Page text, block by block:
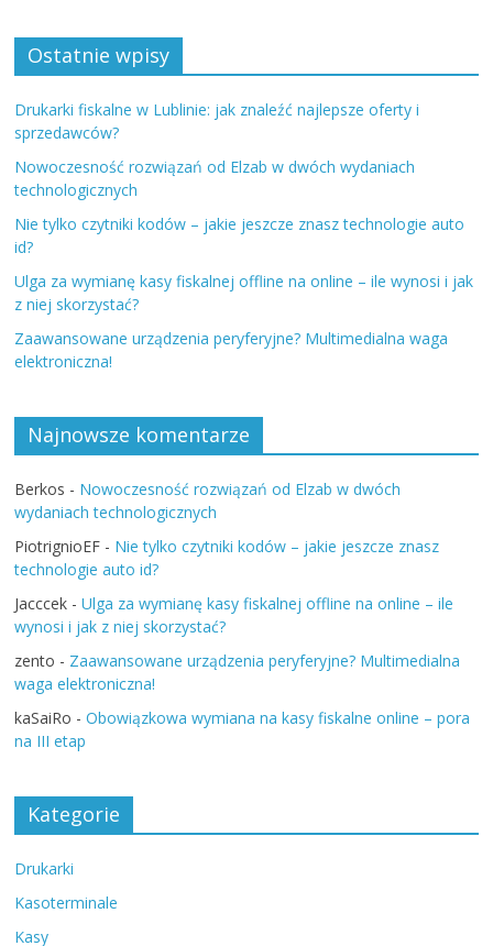
Ostatnie wpisy
Drukarki fiskalne w Lublinie: jak znaleźć najlepsze oferty i
sprzedawców?
Nowoczesność rozwiązań od Elzab w dwóch wydaniach
technologicznych
Nie tylko czytniki kodów – jakie jeszcze znasz technologie auto
id?
Ulga za wymianę kasy fiskalnej offline na online – ile wynosi i jak
z niej skorzystać?
Zaawansowane urządzenia peryferyjne? Multimedialna waga
elektroniczna!
Najnowsze komentarze
Berkos - Nowoczesność rozwiązań od Elzab w dwóch
wydaniach technologicznych
PiotrignioEF - Nie tylko czytniki kodów – jakie jeszcze znasz
technologie auto id?
Jacccek -Ulga za wymianę kasy fiskalnej offline na online – ile
wynosi i jak z niej skorzystać?
zento - Zaawansowane urządzenia peryferyjne? Multimedialna
waga elektroniczna!
kaSaiRo -Obowiązkowa wymiana na kasy fiskalne online – pora
na III etap
Kategorie
Drukarki
Kasoterminale
Kasy